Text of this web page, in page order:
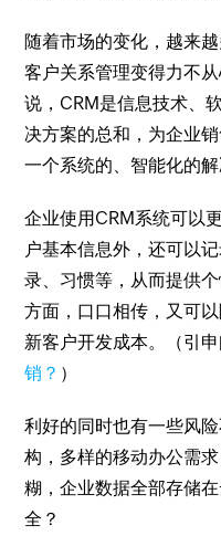
随着市场的变化，越来
客户关系管理变得力不
说，CRM是信息技术、
决方案的总和，为企业
一个系统的、智能化的解
企业使用CRM系统可以
户基本信息外，还可以
录、习惯等，从而提供
方面，口口相传，又可
新客户开发成本。（引申
销？ ）
利好的同时也有一些风
构，多样的移动办公需
糊，企业数据全部存储
全？